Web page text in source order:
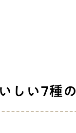
しい7種